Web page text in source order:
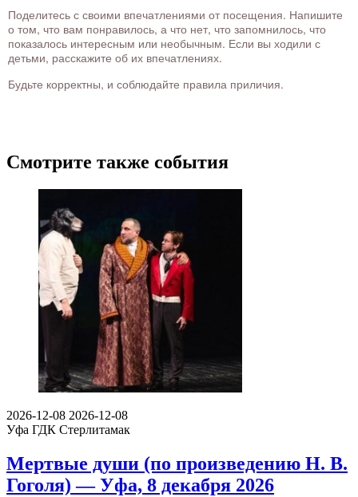
Поделитесь с своими впечатлениями от посещения. Напишите
о том, что вам понравилось, а что нет, что запомнилось, что
показалось интересным или необычным. Если вы ходили с
детьми, расскажите об их впечатлениях.
Будьте корректны, и соблюдайте правила приличия.
Смотрите также события
2026-12-08 2026-12-08
Уфа ГДК Стерлитамак
Мертвые души (по произведению Н. В.
Гоголя) — Уфа, 8 декабря 2026